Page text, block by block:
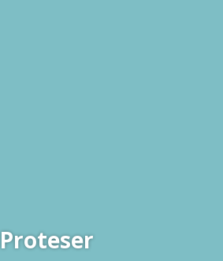
Proteser